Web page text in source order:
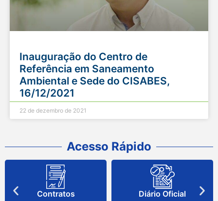
Inauguração do Centro de
Referência em Saneamento
Ambiental e Sede do CISABES,
16/12/2021
22 de dezembro de 2021
Acesso Rápido
Contratos Diário Oficial